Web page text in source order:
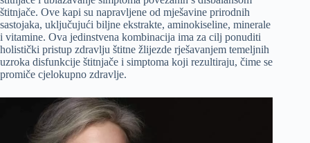
štitnjače. Ove kapi su napravljene od mješavine prirodnih
sastojaka, uključujući biljne ekstrakte, aminokiseline, minerale
i vitamine. Ova jedinstvena kombinacija ima za cilj ponuditi
holistički pristup zdravlju štitne žlijezde rješavanjem temeljnih
uzroka disfunkcije štitnjače i simptoma koji rezultiraju, čime se
promiče cjelokupno zdravlje.